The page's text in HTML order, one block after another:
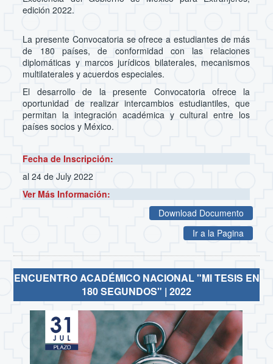
edición 2022.
La presente Convocatoria se ofrece a estudiantes de más
de 180 países, de conformidad con las relaciones
diplomáticas y marcos jurídicos bilaterales, mecanismos
multilaterales y acuerdos especiales.
El desarrollo de la presente Convocatoria ofrece la
oportunidad de realizar intercambios estudiantiles, que
permitan la integración académica y cultural entre los
países socios y México.
Fecha de Inscripción:
al 24 de July 2022
Ver Más Información:
Download Documento
Ir a la Pagina
ENCUENTRO ACADÉMICO NACIONAL "MI TESIS EN
180 SEGUNDOS" | 2022